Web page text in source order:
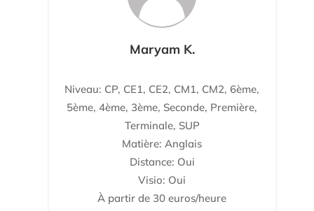
Maryam K.
Niveau: CP, CE1, CE2, CM1, CM2, 6ème,
5ème, 4ème, 3ème, Seconde, Première,
Terminale, SUP
Matière: Anglais
Distance: Oui
Visio: Oui
À partir de 30 euros/heure